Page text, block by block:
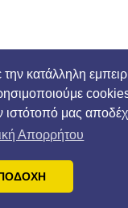
κατάλληλη
ιστότοπό μας
Απορρήτου